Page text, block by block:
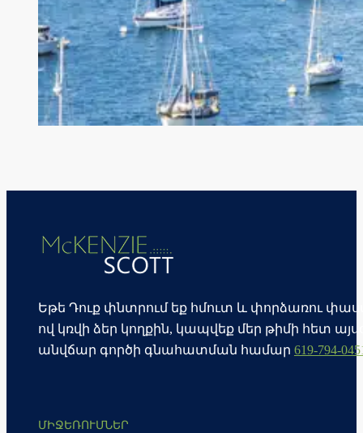
Եթե Դուք փնտրում եք հմուտ և փորձառու
ով կռվի ձեր կողքին, կապվեք մեր թիմի հետ
անվճար գործի գնահատման համար 619-794-
ՄԻՋԵՌՈՒՄՆԵՐ